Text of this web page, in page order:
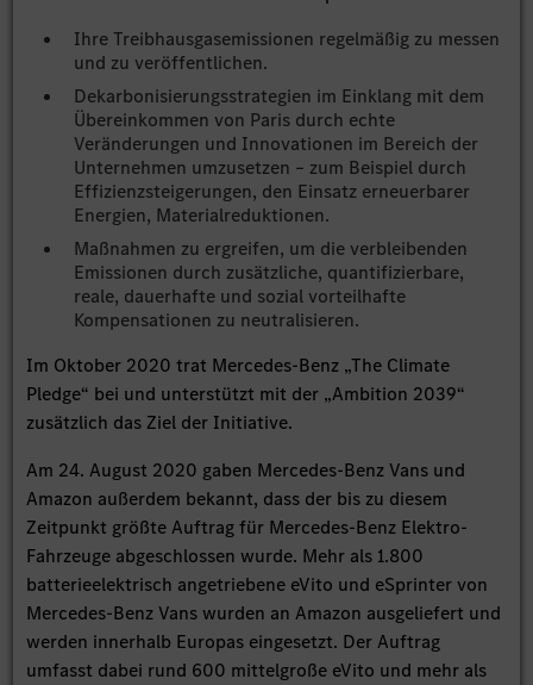
Ihre Treibhausgasemissionen regelmäßig zu messen
und zu veröffentlichen.
Dekarbonisierungsstrategien im Einklang mit dem
Übereinkommen von Paris durch echte
Veränderungen und Innovationen im Bereich der
Unternehmen umzusetzen – zum Beispiel durch
Effizienzsteigerungen, den Einsatz erneuerbarer
Energien, Materialreduktionen.
Maßnahmen zu ergreifen, um die verbleibenden
Emissionen durch zusätzliche, quantifizierbare,
reale, dauerhafte und sozial vorteilhafte
Kompensationen zu neutralisieren.
Im Oktober 2020 trat Mercedes-Benz „The Climate
Pledge“ bei und unterstützt mit der „Ambition 2039“
zusätzlich das Ziel der Initiative.
Am 24. August 2020 gaben Mercedes-Benz Vans und
Amazon außerdem bekannt, dass der bis zu diesem
Zeitpunkt größte Auftrag für Mercedes-Benz Elektro-
Fahrzeuge abgeschlossen wurde. Mehr als 1.800
batterieelektrisch angetriebene eVito und eSprinter von
Mercedes-Benz Vans wurden an Amazon ausgeliefert und
werden innerhalb Europas eingesetzt. Der Auftrag
umfasst dabei rund 600 mittelgroße eVito und mehr als